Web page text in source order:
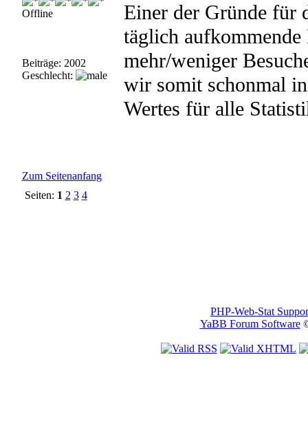
Offline
Beiträge: 2002
Geschlecht:
Einer der Gründe für
täglich aufkommende
mehr/weniger
wir somit schonmal
Wertes für alle
Zum Seitenanfang
Seiten: 1 2 3 4
PHP-Web-Stat
YaBB Forum Software©